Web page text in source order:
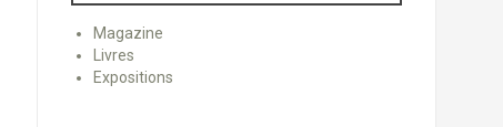
Magazine
Livres
Expositions